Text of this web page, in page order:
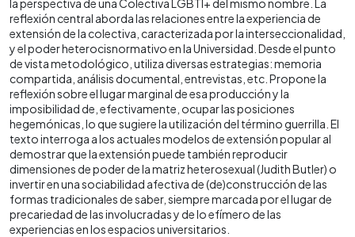
la perspectiva de una Colectiva LGBTI+ del mismo nombre. La
reflexión central aborda las relaciones entre la experiencia de
extensión de la colectiva, caracterizada por la interseccionalidad,
y el poder heterocisnormativo en la Universidad. Desde el punto
de vista metodológico, utiliza diversas estrategias: memoria
compartida, análisis documental, entrevistas, etc. Propone la
reflexión sobre el lugar marginal de esa producción y la
imposibilidad de, efectivamente, ocupar las posiciones
hegemónicas, lo que sugiere la utilización del término guerrilla. El
texto interroga a los actuales modelos de extensión popular al
demostrar que la extensión puede también reproducir
dimensiones de poder de la matriz heterosexual (Judith Butler) o
invertir en una sociabilidad afectiva de (de)construcción de las
formas tradicionales de saber, siempre marcada por el lugar de
precariedad de las involucradas y de lo efímero de las
experiencias en los espacios universitarios.